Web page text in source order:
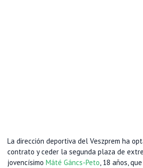
La dirección deportiva del Veszprem ha
contrato y ceder la segunda plaza de
jovencísimo Máté Gáncs-Peto, 18 años,